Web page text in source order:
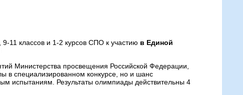
классов и 1-2 курсов СПО к участию в Единой
Министерства просвещения Российской Федерации,
в специализированном конкурсе, но и шанс
испытаниям. Результаты олимпиады действительны 4